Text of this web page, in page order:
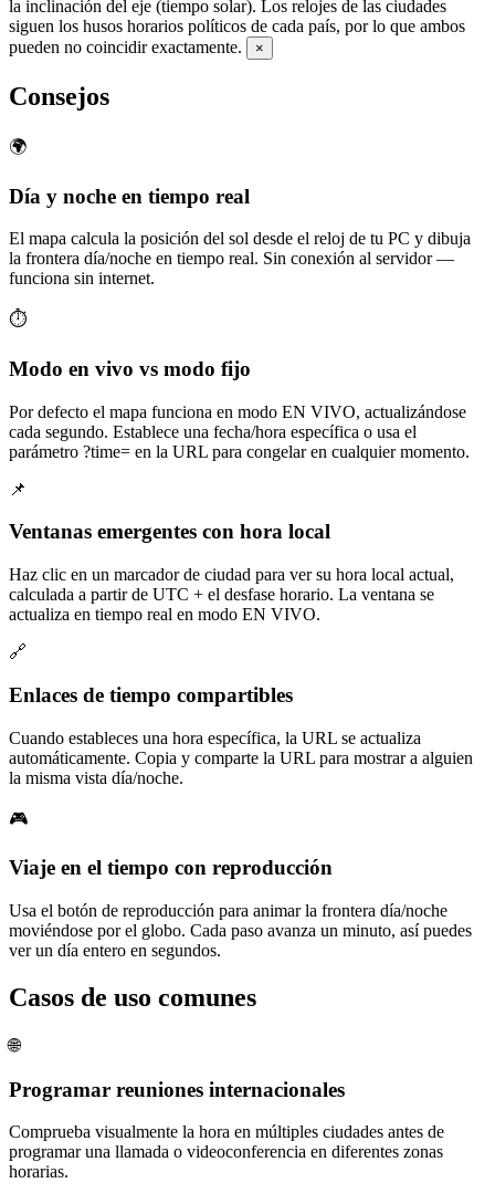
la inclinación del eje (tiempo solar). Los relojes de las ciudades
siguen los husos horarios políticos de cada país, por lo que ambos
pueden no coincidir exactamente.
×
Consejos
🌍
Día y noche en tiempo real
El mapa calcula la posición del sol desde el reloj de tu PC y dibuja
la frontera día/noche en tiempo real. Sin conexión al servidor —
funciona sin internet.
⏱️
Modo en vivo vs modo fijo
Por defecto el mapa funciona en modo EN VIVO, actualizándose
cada segundo. Establece una fecha/hora específica o usa el
parámetro ?time= en la URL para congelar en cualquier momento.
📌
Ventanas emergentes con hora local
Haz clic en un marcador de ciudad para ver su hora local actual,
calculada a partir de UTC + el desfase horario. La ventana se
actualiza en tiempo real en modo EN VIVO.
🔗
Enlaces de tiempo compartibles
Cuando estableces una hora específica, la URL se actualiza
automáticamente. Copia y comparte la URL para mostrar a alguien
la misma vista día/noche.
🎮
Viaje en el tiempo con reproducción
Usa el botón de reproducción para animar la frontera día/noche
moviéndose por el globo. Cada paso avanza un minuto, así puedes
ver un día entero en segundos.
Casos de uso comunes
🌐
Programar reuniones internacionales
Comprueba visualmente la hora en múltiples ciudades antes de
programar una llamada o videoconferencia en diferentes zonas
horarias.